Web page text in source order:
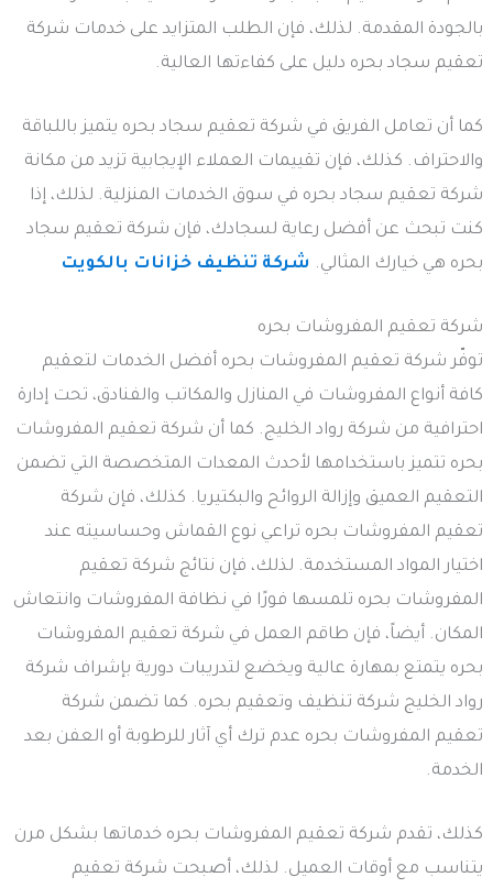
بالجودة المقدمة. لذلك، فإن الطلب المتزايد على خدمات شركة
تعقيم سجاد بحره دليل على كفاءتها العالية.
كما أن تعامل الفريق في شركة تعقيم سجاد بحره يتميز باللباقة
والاحتراف. كذلك، فإن تقييمات العملاء الإيجابية تزيد من مكانة
شركة تعقيم سجاد بحره في سوق الخدمات المنزلية. لذلك، إذا
كنت تبحث عن أفضل رعاية لسجادك، فإن شركة تعقيم سجاد
بحره هي خيارك المثالي. شركة تنظيف خزانات بالكويت
شركة تعقيم المفروشات بحره
توفّر شركة تعقيم المفروشات بحره أفضل الخدمات لتعقيم
كافة أنواع المفروشات في المنازل والمكاتب والفنادق، تحت إدارة
احترافية من شركة رواد الخليج. كما أن شركة تعقيم المفروشات
بحره تتميز باستخدامها لأحدث المعدات المتخصصة التي تضمن
التعقيم العميق وإزالة الروائح والبكتيريا. كذلك، فإن شركة
تعقيم المفروشات بحره تراعي نوع القماش وحساسيته عند
اختيار المواد المستخدمة. لذلك، فإن نتائج شركة تعقيم
المفروشات بحره تلمسها فورًا في نظافة المفروشات وانتعاش
المكان. أيضاً، فإن طاقم العمل في شركة تعقيم المفروشات
بحره يتمتع بمهارة عالية ويخضع لتدريبات دورية بإشراف شركة
رواد الخليج شركة تنظيف وتعقيم بحره. كما تضمن شركة
تعقيم المفروشات بحره عدم ترك أي آثار للرطوبة أو العفن بعد
الخدمة.
كذلك، تقدم شركة تعقيم المفروشات بحره خدماتها بشكل مرن
يتناسب مع أوقات العميل. لذلك، أصبحت شركة تعقيم